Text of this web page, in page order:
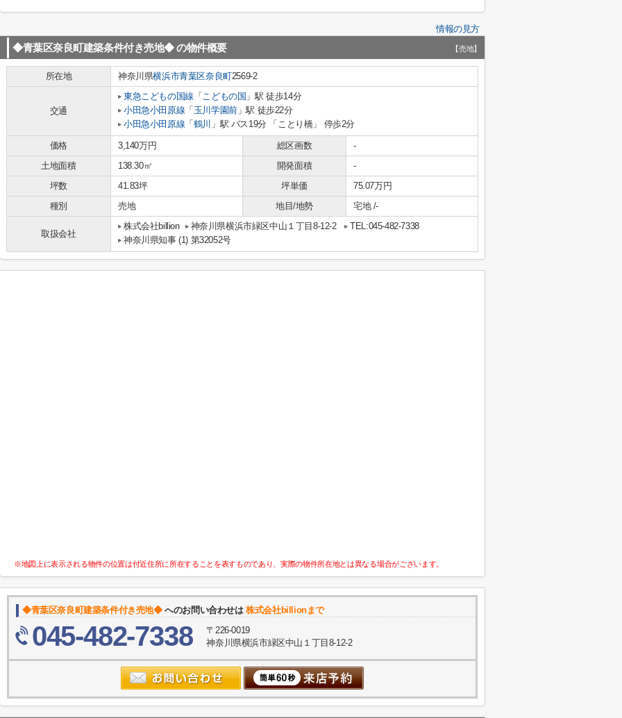
情報の見方
◆青葉区奈良町建築条件付き売地◆の物件概要 【売地】
所在地 神奈川県横浜市青葉区奈良町2569-2
交通
東急こどもの国線 「 こどもの国 」駅 徒歩14分
小田急小田原線 「 玉川学園前」駅 徒歩22分
小田急小田原線 「 鶴川 」駅 バス19分 「ことり橋」 停歩2分
価格 3,140万円 総区画数
-
土地面積
138.30㎡ 開発面積
-
坪数
41.83坪 坪単価
75.07万円
種別
売地 地目/地勢 宅地 /-
取扱会社
株式会社billion 神奈川県横浜市緑区中山１丁目8-12-2
TEL:045-482-7338
神奈川県知事 (1) 第32052号
※地図上に表示される物件の位置は付近住所に所在することを表すものであり、実際の物件所在地とは異なる場合がございます。
◆青葉区奈良町建築条件付き売地◆へのお問い合わせは株式会社billionまで
045-482-7338
〒226-0019
神奈川県横浜市緑区中山１丁目8-12-2